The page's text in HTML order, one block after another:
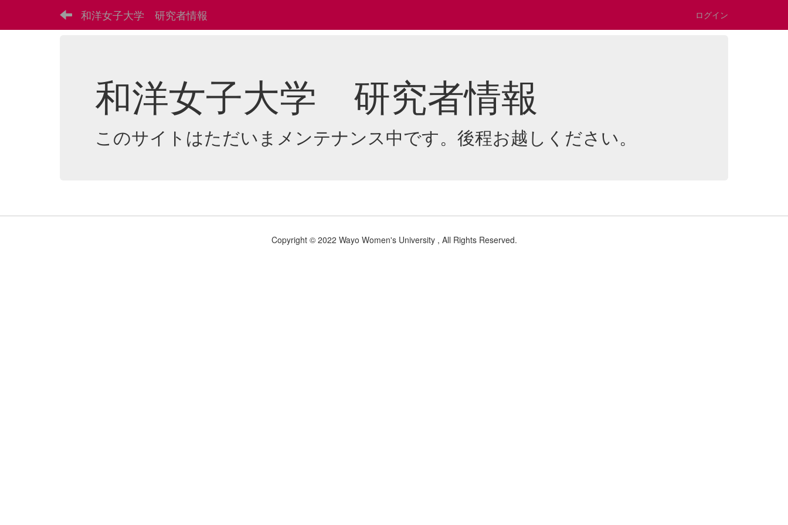
和洋女子大学 研究者情報 ログイン
和洋女子大学 研究者情報
このサイトはただいまメンテナンス中です。後程お越しください。
Copyright © 2022 Wayo Women's University , All Rights Reserved.